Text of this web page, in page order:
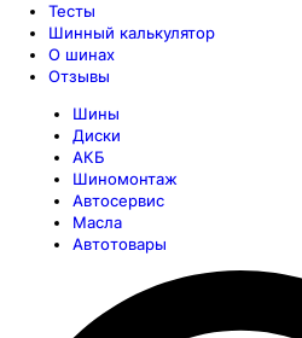
Тесты
Шинный калькулятор
О шинах
Отзывы
Шины
Диски
АКБ
Шиномонтаж
Автосервис
Масла
Автотовары